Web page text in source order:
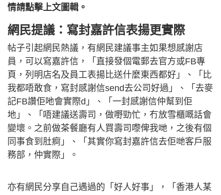
情請點擊上文圖輯。
網民提議：寫封嘉許信表揚更實際
帖子引起網民熱議，有網民建議事主如果想感謝店
員，可以寫嘉許信，「直接發個電郵去官方或FB專
頁，列明店名及員工表揚比送什麼東西都好」、「比
我都唔敢食，寫封感謝信send去公司好過」、「去麥
記FB讚佢吔會實際d」、「一封感謝信仲幫到佢
地」、「唔建議送壽司，做嘢勁忙，冇放雪櫃嘅話會
變壞。之前做茶餐廳有人買壽司嚟俾我哋，之後有個
同事食到肚痾」、「其實你寫封嘉許信去佢哋客戶服
務部，仲實際」。
亦有網民分享自己遇過的「好人好事」，「香港人某